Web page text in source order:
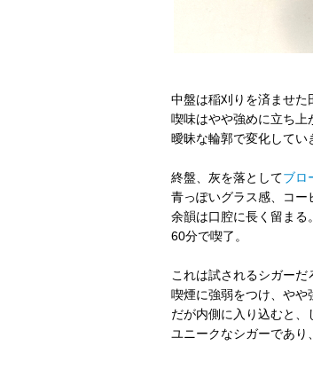
中盤は稲刈りを済ませた
喫味はやや強めに立ち上
曖昧な輪郭で変化してい
終盤、灰を落としてブロ
青っぽいグラス感、コー
余韻は口腔に長く留まる
60分で喫了。
これは試されるシガーだ
喫煙に強弱をつけ、やや
だが内側に入り込むと、
ユニークなシガーであり